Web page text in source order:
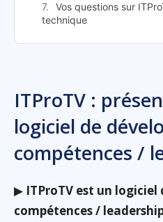
Vos questions sur
technique
ITProTV :
logiciel de
compétences /
▶ ITProTV est un
compétences /